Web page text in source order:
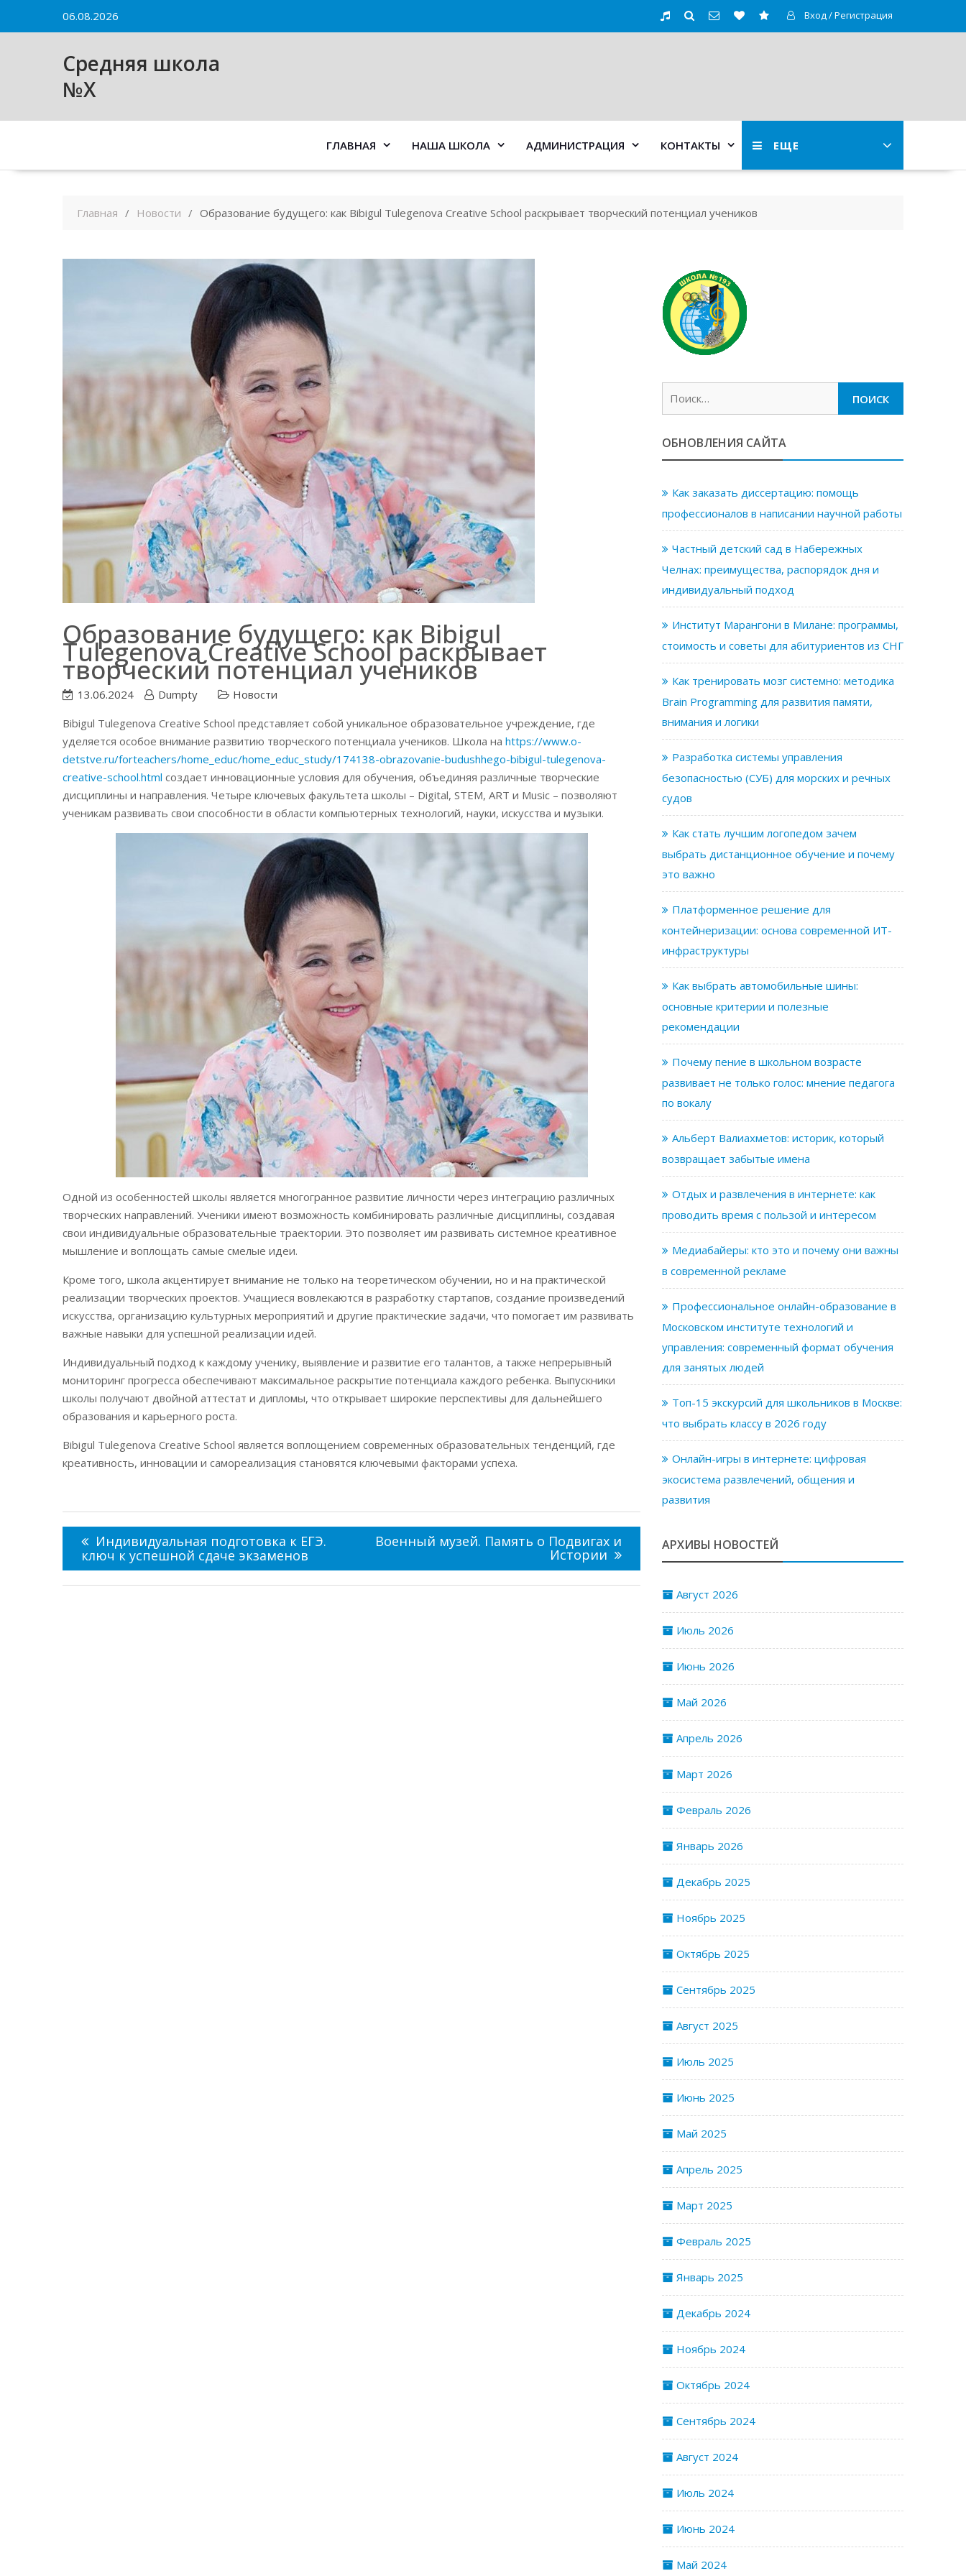
06.08.2026 Вход / Регистрация
Средняя школа
№X
ЕЩЕ
ГЛАВНАЯ НАША ШКОЛА АДМИНИСТРАЦИЯ КОНТАКТЫ
Главная Новости Образование будущего: как Bibigul Tulegenova Creative School раскрывает творческий потенциал учеников
Образование будущего: как Bibigul
Tulegenova Creative School раскрывает
творческий потенциал учеников
13.06.2024 Dumpty
Новости
Bibigul Tulegenova Creative School представляет собой уникальное образовательное учреждение, где
уделяется особое внимание развитию творческого потенциала учеников. Школа на https://www.o-
detstve.ru/forteachers/home_educ/home_educ_study/174138-obrazovanie-budushhego-bibigul-tulegenova-
creative-school.html создает инновационные условия для обучения, объединяя различные творческие
дисциплины и направления. Четыре ключевых факультета школы – Digital, STEM, ART и Music – позволяют
ученикам развивать свои способности в области компьютерных технологий, науки, искусства и музыки.
Одной из особенностей школы является многогранное развитие личности через интеграцию различных
творческих направлений. Ученики имеют возможность комбинировать различные дисциплины, создавая
свои индивидуальные образовательные траектории. Это позволяет им развивать системное креативное
мышление и воплощать самые смелые идеи.
Кроме того, школа акцентирует внимание не только на теоретическом обучении, но и на практической
реализации творческих проектов. Учащиеся вовлекаются в разработку стартапов, создание произведений
искусства, организацию культурных мероприятий и другие практические задачи, что помогает им развивать
важные навыки для успешной реализации идей.
Индивидуальный подход к каждому ученику, выявление и развитие его талантов, а также непрерывный
мониторинг прогресса обеспечивают максимальное раскрытие потенциала каждого ребенка. Выпускники
школы получают двойной аттестат и дипломы, что открывает широкие перспективы для дальнейшего
образования и карьерного роста.
Bibigul Tulegenova Creative School является воплощением современных образовательных тенденций, где
креативность, инновации и самореализация становятся ключевыми факторами успеха.
Навигация
по
записям
Индивидуальная подготовка к ЕГЭ.
ключ к успешной сдаче экзаменов
Военный музей. Память о Подвигах и
Истории
ОБНОВЛЕНИЯ САЙТА
Как заказать диссертацию: помощь
профессионалов в написании научной работы
Частный детский сад в Набережных
Челнах: преимущества, распорядок дня и
индивидуальный подход
Институт Марангони в Милане: программы,
стоимость и советы для абитуриентов из СНГ
Как тренировать мозг системно: методика
Brain Programming для развития памяти,
внимания и логики
Разработка системы управления
безопасностью (СУБ) для морских и речных
судов
Как стать лучшим логопедом зачем
выбрать дистанционное обучение и почему
это важно
Платформенное решение для
контейнеризации: основа современной ИТ-
инфраструктуры
Как выбрать автомобильные шины:
основные критерии и полезные
рекомендации
Почему пение в школьном возрасте
развивает не только голос: мнение педагога
по вокалу
Альберт Валиахметов: историк, который
возвращает забытые имена
Отдых и развлечения в интернете: как
проводить время с пользой и интересом
Медиабайеры: кто это и почему они важны
в современной рекламе
Профессиональное онлайн-образование в
Московском институте технологий и
управления: современный формат обучения
для занятых людей
Топ-15 экскурсий для школьников в Москве:
что выбрать классу в 2026 году
Онлайн-игры в интернете: цифровая
экосистема развлечений, общения и
развития
АРХИВЫ НОВОСТЕЙ
Август 2026
Июль 2026
Июнь 2026
Май 2026
Апрель 2026
Март 2026
Февраль 2026
Январь 2026
Декабрь 2025
Ноябрь 2025
Октябрь 2025
Сентябрь 2025
Август 2025
Июль 2025
Июнь 2025
Май 2025
Апрель 2025
Март 2025
Февраль 2025
Январь 2025
Декабрь 2024
Ноябрь 2024
Октябрь 2024
Сентябрь 2024
Август 2024
Июль 2024
Июнь 2024
Май 2024